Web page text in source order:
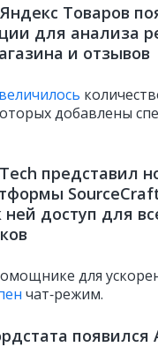
Товаров
для анализа
и отзывов
добавлены
представил
доступ для
для
чат‑режим.
появился